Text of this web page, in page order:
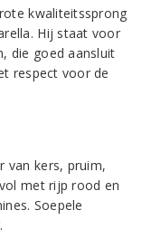
kwaliteitssprong
Hij staat voor
die goed aansluit
respect voor de
van kers, pruim,
met rijp rood en
Soepele